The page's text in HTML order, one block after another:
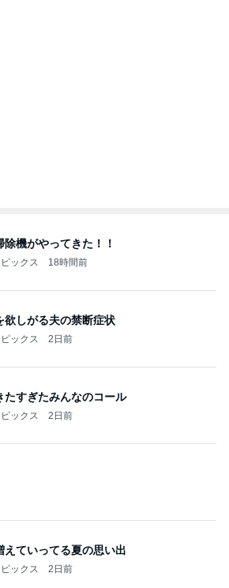
消するデザインカラー
記事を読む